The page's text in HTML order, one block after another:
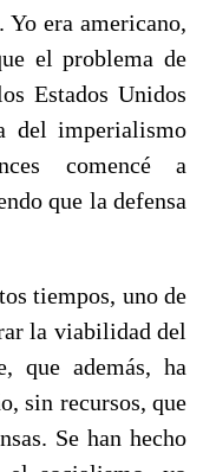
era americano,
el problema de
Estados Unidos
del imperialismo
comencé a
que la defensa
tiempos, uno de
la viabilidad del
que además, ha
sin recursos, que
Se han hecho